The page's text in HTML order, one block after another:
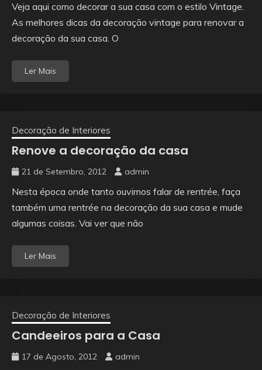
Veja aqui como decorar a sua casa com o estilo Vintage.
As melhores dicas da decoração vintage para renovar a
decoração da sua casa. O
Ler Mais
Decoração de Interiores
Renove a decoração da casa
21 de Setembro, 2012 admin
Nesta época onde tanto ouvimos falar de rentrée, faça
também uma rentrée na decoração da sua casa e mude
algumas coisas. Vai ver que não
Ler Mais
Decoração de Interiores
Candeeiros para a Casa
17 de Agosto, 2012 admin